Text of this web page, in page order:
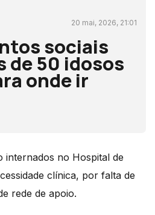
20 mai, 2026, 21:01
sociais
de 50 idosos
onde ir
internados no Hospital de
clínica, por falta de
rede de apoio.